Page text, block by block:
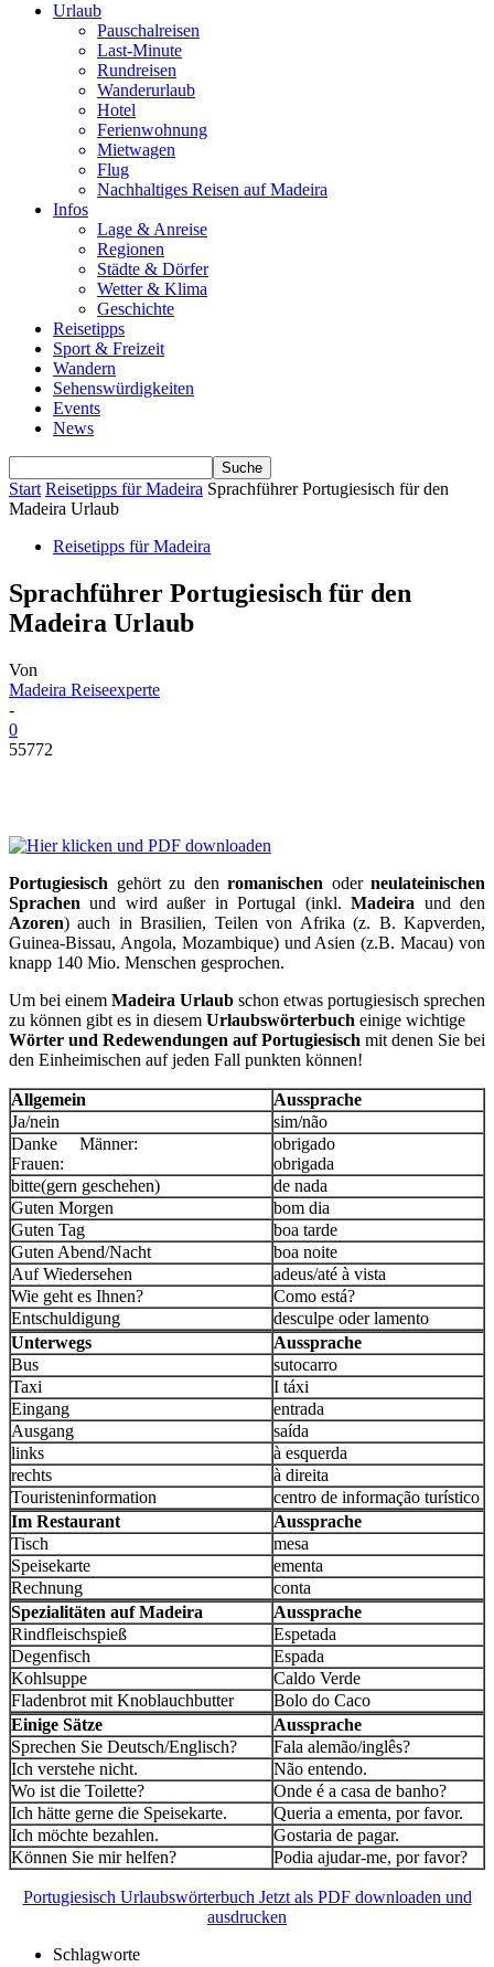
Urlaub
Pauschalreisen
Last-Minute
Rundreisen
Wanderurlaub
Hotel
Ferienwohnung
Mietwagen
Flug
Nachhaltiges Reisen auf Madeira
Infos
Lage & Anreise
Regionen
Städte & Dörfer
Wetter & Klima
Geschichte
Reisetipps
Sport & Freizeit
Wandern
Sehenswürdigkeiten
Events
News
Start Reisetipps für Madeira Sprachführer Portugiesisch für den
Madeira Urlaub
Reisetipps für Madeira
Sprachführer Portugiesisch für den
Madeira Urlaub
Von
Madeira Reiseexperte
-
0
55772
Portugiesisch gehört zu den romanischen oder neulateinischen
Sprachen und wird außer in Portugal (inkl.Madeira und den
Azoren) auch in Brasilien, Teilen von Afrika (z. B. Kapverden,
Guinea-Bissau, Angola, Mozambique) und Asien (z.B. Macau) von
knapp 140 Mio. Menschen gesprochen.
Um bei einem Madeira Urlaub schon etwas portugiesisch sprechen
zu können gibt es in diesem Urlaubswörterbuch einige wichtige
Wörter und Redewendungen auf Portugiesisch mit denen Sie bei
den Einheimischen auf jeden Fall punkten können!
Allgemein
Aussprache
Ja/nein
sim/não
Danke Männer:
Frauen:
obrigado
obrigada
bitte(gern geschehen)
de nada
Guten Morgen
bom dia
Guten Tag
boa tarde
Guten Abend/Nacht
boa noite
Auf Wiedersehen
adeus/até à vista
Wie geht es Ihnen?
Como está?
Entschuldigung
desculpe oder lamento
Unterwegs
Aussprache
Bus
sutocarro
Taxi
I táxi
Eingang
entrada
Ausgang
saída
links
à esquerda
rechts
à direita
Touristeninformation
centro de informação turístico
Im Restaurant
Aussprache
Tisch
mesa
Speisekarte
ementa
Rechnung
conta
Spezialitäten auf Madeira
Aussprache
Rindfleischspieß
Espetada
Degenfisch
Espada
Kohlsuppe
Caldo Verde
Fladenbrot mit Knoblauchbutter
Bolo do Caco
Einige Sätze
Aussprache
Sprechen Sie Deutsch/Englisch?
Fala alemão/inglês?
Ich verstehe nicht.
Não entendo.
Wo ist die Toilette?
Onde é a casa de banho?
Ich hätte gerne die Speisekarte.
Queria a ementa, por favor.
Ich möchte bezahlen.
Gostaria de pagar.
Können Sie mir helfen?
Podia ajudar-me, por favor?
Portugiesisch Urlaubswörterbuch Jetzt als PDF downloaden und
ausdrucken
Schlagworte